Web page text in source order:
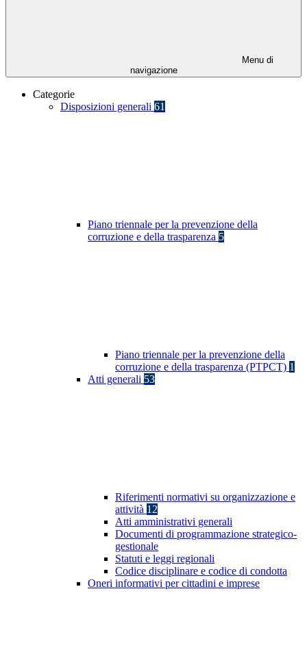
Menu di
navigazione
Categorie
Disposizioni generali 61
Piano triennale per la prevenzione della
corruzione e della trasparenza 5
Piano triennale per la prevenzione della
corruzione e della trasparenza (PTPCT) 1
Atti generali 53
Riferimenti normativi su organizzazione e
attività 12
Atti amministrativi generali
Documenti di programmazione strategico-
gestionale
Statuti e leggi regionali
Codice disciplinare e codice di condotta
Oneri informativi per cittadini e imprese